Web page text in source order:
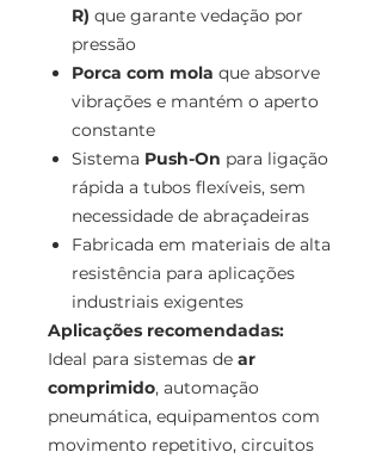
R) que garante vedação por
pressão
Porca com mola que absorve
vibrações e mantém o aperto
constante
Sistema Push-On para ligação
rápida a tubos flexíveis, sem
necessidade de abraçadeiras
Fabricada em materiais de alta
resistência para aplicações
industriais exigentes
Aplicações recomendadas:
Ideal para sistemas de ar
comprimido, automação
pneumática, equipamentos com
movimento repetitivo, circuitos